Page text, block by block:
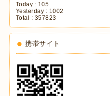
Today : 105
Yesterday : 1002
Total : 357823
携帯サイト